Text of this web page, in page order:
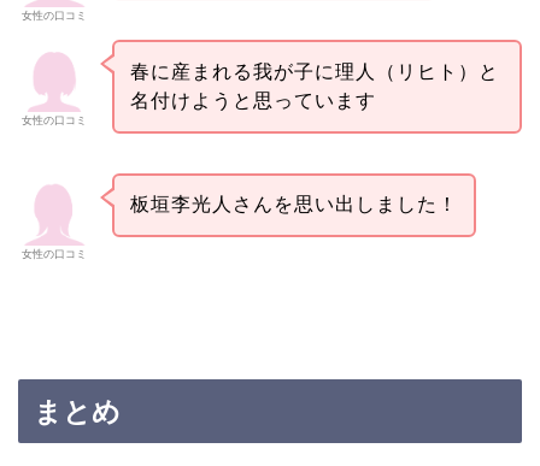
女性の口コミ
女性の口コミ
春に産まれる我が子に理人（リヒト）と
名付けようと思っています
女性の口コミ
板垣李光人さんを思い出しました！
まとめ